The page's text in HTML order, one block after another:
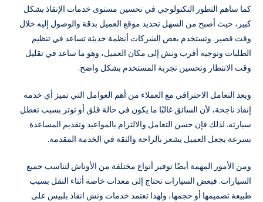
كما ساهم التطور التكنولوجي في تحسين مستوى خدمات الإنقاذ بشكل
كبير، حيث أصبح من السهل تحديد موقع العميل بدقة والوصول إليه خلال
وقت قصير. وتستخدم بعض الشركات أنظمة حديثة تساعد في تنظيم
الطلبات وتوجيه أقرب ونش إلى مكان العميل، وهو ما ساعد في تقليل
وقت الانتظار وتحسين تجربة المستخدم بشكل واضح.
ويعد التعامل الاحترافي مع العملاء من أهم العوامل التي تميز أي خدمة
إنقاذ ناجحة، لأن السائق غالبًا ما يكون في حالة قلق أو توتر بسبب تعطل
سيارته. لذلك فإن حسن التعامل والالتزام بالمواعيد وتقديم المساعدة
بسرعة يجعل العميل يشعر بالراحة والثقة في الخدمة المقدمة.
ومن الأمور المهمة أيضًا توفير أنواع مختلفة من الأوناش لتناسب جميع
السيارات. فبعض السيارات تحتاج إلى معدات خاصة أثناء النقل بسبب
طبيعة تصميمها أو حجمها، ولهذا تعتمد خدمات ونش انقاذ بلبيس على